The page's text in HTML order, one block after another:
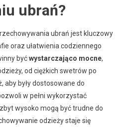
ubrań?
ubrań jest kluczowy
oraz ułatwienia codziennego
byćwystarczająco mocne,
od ciężkich swetrów po
aby były dostosowane do
w pełni wykorzystać
wysoko mogą być trudne do
odzieży staje się